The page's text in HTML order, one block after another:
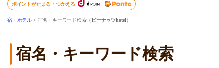
ポイントがたまる・つかえる
宿・ホテル > 宿名・キーワード検索（ ピーナッツhotel）
宿名・キーワード検索